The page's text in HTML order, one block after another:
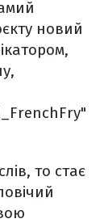
новий
то стає